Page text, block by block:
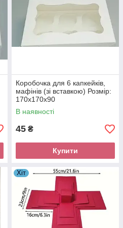
Коробочка для 6 капкейків,
мафінів (зі вставкою) Розмір:
170х170х90
В наявності
45 ₴
Купити
Хіт